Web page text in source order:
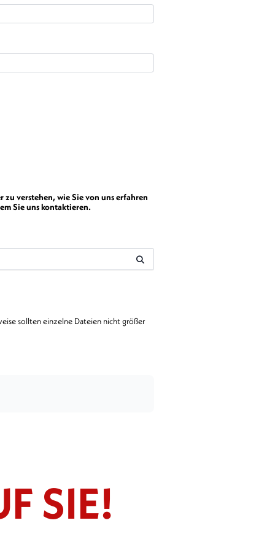
verstehen, wie Sie von uns erfahren
Sie uns kontaktieren.
sollten einzelne Dateien nicht größer
SIE!